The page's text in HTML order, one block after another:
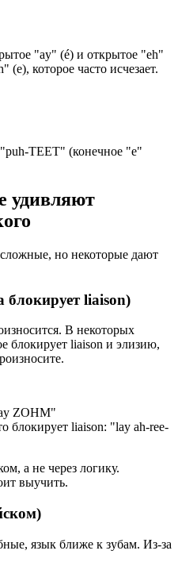
"ay" (é) и открытое "eh"
которое часто исчезает.
TEET" (конечное "e"
удивляют
но некоторые дают
блокирует liaison)
В некоторых
блокирует liaison и элизию,
ZOHM"
блокирует liaison: "lay ah-ree-
а не через логику.
выучить.
язык ближе к зубам. Из-за